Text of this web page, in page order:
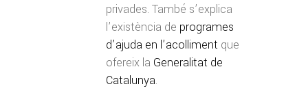
privades. També s’explica
l’existència de programes
d’ajuda en l’acolliment que
ofereix la Generalitat de
Catalunya.